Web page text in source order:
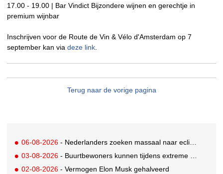
17.00 - 19.00 | Bar Vindict Bijzondere wijnen en gerechtje in
premium wijnbar
Inschrijven voor de Route de Vin & Vélo d'Amsterdam op 7
september kan via deze link
Terug naar de vorige pagina
06-08-2026 - Nederlanders zoeken massaal naar eclipsbrillen op Marktplaats
03-08-2026 - Buurtbewoners kunnen tijdens extreme hitte terecht bij The Social Hub
02-08-2026 - Vermogen Elon Musk gehalveerd